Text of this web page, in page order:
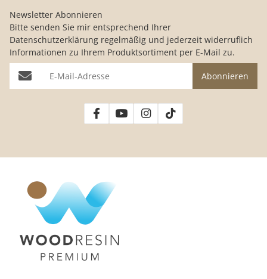
Newsletter Abonnieren
Bitte senden Sie mir entsprechend Ihrer
Datenschutzerklärung regelmäßig und jederzeit widerruflich
Informationen zu Ihrem Produktsortiment per E-Mail zu.
E-Mail-Adresse Abonnieren